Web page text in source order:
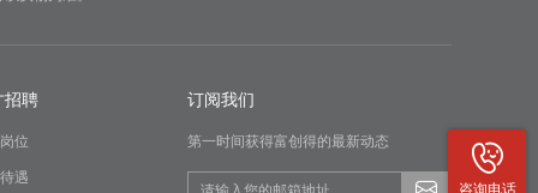
招聘
位
遇
订阅我们
第一时间获得富创得的最新动态
咨询电话